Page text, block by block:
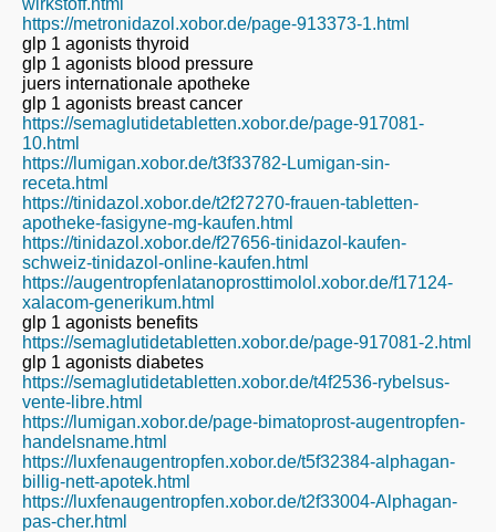
https://metronidazol.xobor.de/page-913373-1.html
glp 1 agonists thyroid
glp 1 agonists blood pressure
juers internationale apotheke
glp 1 agonists breast cancer
https://semaglutidetabletten.xobor.de/page-917081-
10.html
https://lumigan.xobor.de/t3f33782-Lumigan-sin-
receta.html
https://tinidazol.xobor.de/t2f27270-frauen-tabletten-
apotheke-fasigyne-mg-kaufen.html
https://tinidazol.xobor.de/f27656-tinidazol-kaufen-
schweiz-tinidazol-online-kaufen.html
https://augentropfenlatanoprosttimolol.xobor.de/f17124-
xalacom-generikum.html
glp 1 agonists benefits
https://semaglutidetabletten.xobor.de/page-917081-2.html
glp 1 agonists diabetes
https://semaglutidetabletten.xobor.de/t4f2536-rybelsus-
vente-libre.html
https://lumigan.xobor.de/page-bimatoprost-augentropfen-
handelsname.html
https://luxfenaugentropfen.xobor.de/t5f32384-alphagan-
billig-nett-apotek.html
https://luxfenaugentropfen.xobor.de/t2f33004-Alphagan-
pas-cher.html